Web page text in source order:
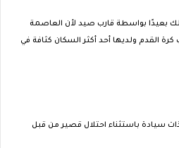
بعيدًا بواسطة قارب صيد لأن العاصمة
القدم ولديها أحد أكثر السكان كثافة في
سيادة باستثناء احتلال قصير من قبل